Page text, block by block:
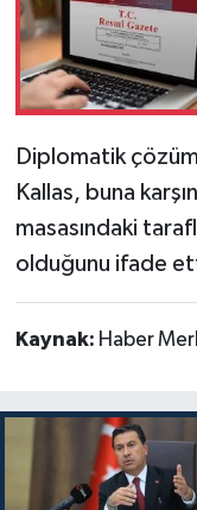
Diplomatik
Kallas, buna
masasındaki
olduğunu ifade
Kaynak: Haber